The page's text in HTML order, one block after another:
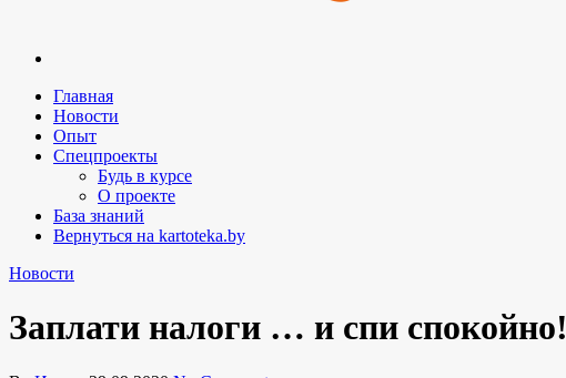
Главная
Новости
Опыт
Спецпроекты
Будь в курсе
О проекте
База знаний
Вернуться на kartoteka.by
Новости
Заплати налоги … и спи спокойно!